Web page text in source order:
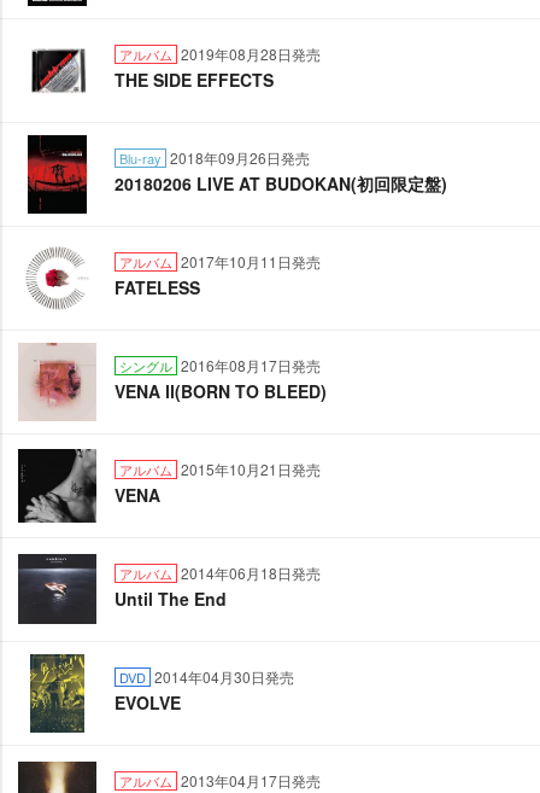
アルバム 2019年08月28日発売
THE SIDE EFFECTS
Blu-ray 2018年09月26日発売
20180206 LIVE AT BUDOKAN(初回限定盤)
アルバム 2017年10月11日発売
FATELESS
シングル 2016年08月17日発売
VENA Ⅱ(BORN TO BLEED)
アルバム 2015年10月21日発売
VENA
アルバム 2014年06月18日発売
Until The End
DVD 2014年04月30日発売
EVOLVE
アルバム 2013年04月17日発売